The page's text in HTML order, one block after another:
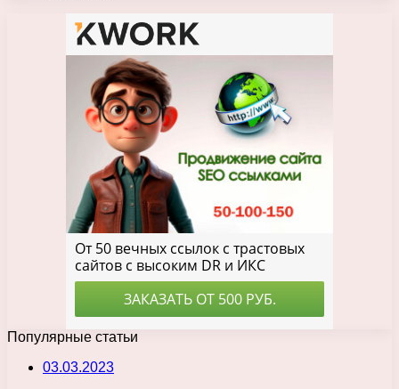
Популярные статьи
03.03.2023